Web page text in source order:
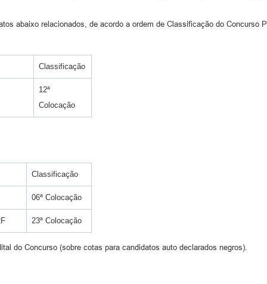
abaixo relacionados, de acordo a ordem de Classificação do Concurso
Classificação
12ª
Colocação
Classificação
06ª Colocação
23ª Colocação
do Concurso (sobre cotas para candidatos auto declarados negros).